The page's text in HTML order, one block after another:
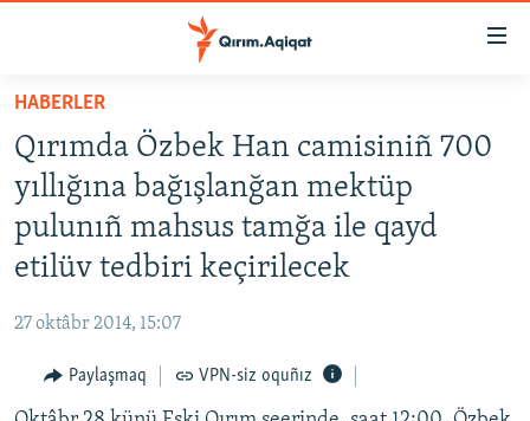
Esas
qaytmaq
Baş
navigatsiyağa
qaytmaq
Qıdıruvğa
HABERLER
SİYASET
İQTİSADİYAT
CEMİYET
İNSAN AQLARI
VİDEO
HABERLER
Qırımda Özbek Han camisiniñ 700
yıllığına bağışlanğan mektüp
pulunıñ mahsus tamğa ile qayd
etilüv tedbiri keçirilecek
27 oktâbr 2014, 15:07
Paylaşmaq VPN-siz oquñız